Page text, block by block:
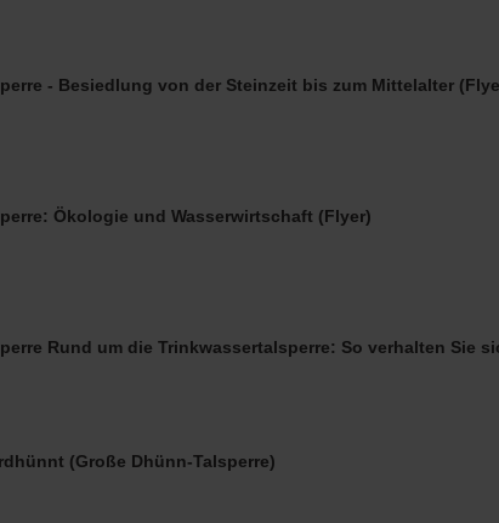
- Besiedlung von der Steinzeit bis zum Mittelalter
Ökologie und Wasserwirtschaft (Flyer)
Rund um die Trinkwassertalsperre: So verhalten Sie
(Große Dhünn-Talsperre)